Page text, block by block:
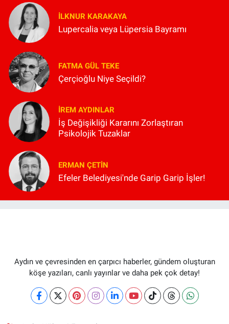
İLKNUR KARAKAYA
Lupercalia veya Lüpersia Bayramı
FATMA GÜL TEKE
Çerçioğlu Niye Seçildi?
İREM AYDINLAR
İş Değişikliği Kararını Zorlaştıran
Psikolojik Tuzaklar
ERMAN ÇETIN
Efeler Belediyesi'nde Garip Garip İşler!
Aydın ve çevresinden en çarpıcı haberler, gündem oluşturan
köşe yazıları, canlı yayınlar ve daha pek çok detay!